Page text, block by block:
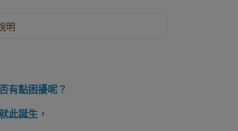
明
有點困擾呢？
此誕生，